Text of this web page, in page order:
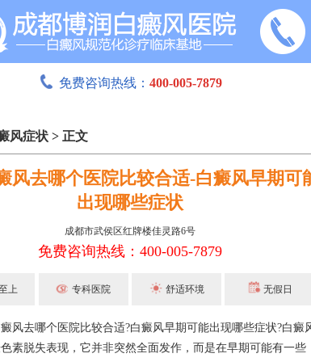
免费咨询热线： 400-005-7879
风症状 > 正文
风去哪个医院比较合适-白癜风早期可
出现哪些症状
成都市武侯区红牌楼佳灵路6号
免费咨询热线：400-005-7879
上 专科医院 舒适环境 无假日
去哪个医院比较合适?白癜风早期可能出现哪些症状?白癜
素脱失表现，它并非突然全面发作，而是在早期可能有一些